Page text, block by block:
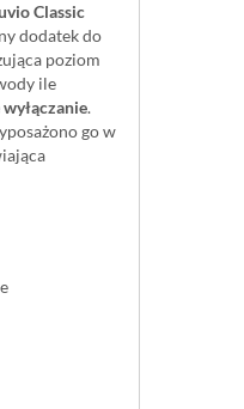
Classic
dodatek do
poziom
ile
.
go w